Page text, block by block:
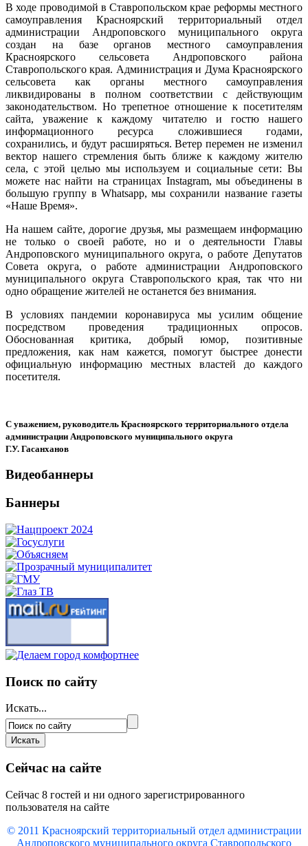
В ходе проводимой в Ставропольском крае реформы местного
самоуправления Красноярский территориальный отдел
администрации Андроповского муниципального округа
создан на базе органов местного самоуправления
Красноярского сельсовета Андроповского района
Ставропольского края. Администрация и Дума Красноярского
сельсовета как органы местного самоуправления
ликвидированы в полном соответствии с действующим
законодательством. Но трепетное отношение к посетителям
сайта, уважение к каждому читателю и гостю нашего
информационного ресурса сложившиеся годами,
сохранились, и будут расширяться. Ветер перемен не изменил
вектор нашего стремления быть ближе к каждому жителю
села, с этой целью мы используем и социальные сети: Вы
можете нас найти на страницах Instagram, мы объединены в
большую группу в Whatsapp, мы сохранили название газеты
«Наше Время».
На нашем сайте, дорогие друзья, мы размещаем информацию
не только о своей работе, но и о деятельности Главы
Андроповского муниципального округа, о работе Депутатов
Совета округа, о работе администрации Андроповского
муниципального округа Ставропольского края, так что ни
одно обращение жителей не останется без внимания.
В условиях пандемии коронавируса мы усилим общение
посредством проведения традиционных опросов.
Обоснованная критика, добрый юмор, позитивные
предложения, как нам кажется, помогут быстрее донести
официальную информацию местных властей до каждого
посетителя.
С уважением, руководитель Красноярского территориального отдела
администрации Андроповского муниципального округа
Г.У. Гасанханов
Видеобаннеры
Баннеры
Поиск по сайту
Искать...
Сейчас на сайте
Сейчас 8 гостей и ни одного зарегистрированного
пользователя на сайте
© 2011 Красноярский территориальный отдел администрации
Андроповского муниципального округа Ставропольского